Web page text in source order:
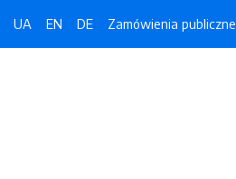
UA EN DE Zamówienia publiczne